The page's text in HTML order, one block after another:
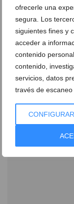
ofrecerle una
segura. Los
siguientes fines y
acceder a
contenido
contenido,
servicios, datos
través de escaneo
CONFIGURAR
Ver promociones
Ver sorteos
Newsletter